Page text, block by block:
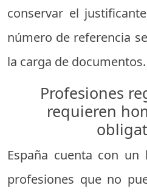
conservar el
número de referencia
la carga de documentos.
Profesiones
requieren
España cuenta con un
profesiones que no